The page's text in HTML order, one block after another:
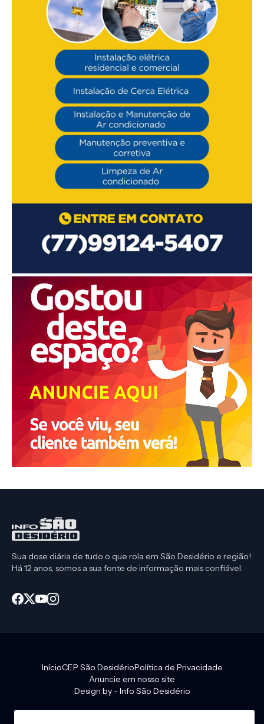
Sua dose diária de tudo o que rola em São Desidério e região!
Há 12 anos, somos a sua fonte de informação mais confiável.
Design by - Info São Desidério
InícioCEP São DesidérioPolítica de Privacidade
Anuncie em nosso site